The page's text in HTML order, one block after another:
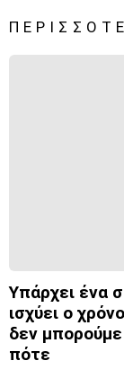
Υπάρχει ένα
ισχύει ο
δεν
πότε